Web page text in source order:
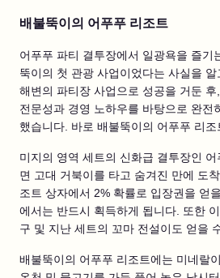
배불뚝이의 어푸푸 리조트
어푸푸 파티 결투장에서 일광욕을 즐기
뚝이의 첫 관광 사업이었다는 사실을 알
해변의 파티장 사업으로 성공을 거둔
전문성과 경영 노하우를 바탕으로 완전
했습니다. 바로 배불뚝이의 어푸푸 리조
미지의 영역 세트의 신화급 결투장인
면 고대 거북이를 타고 숨겨진 만에 도
조트 상자에서 2% 확률로 입장권을 얻
에서는 반드시 획득하게 됩니다. 또한
구 및 지난 세트의 꼬마 전설이도 얻을
배불뚝이의 어푸푸 리조트에는 미네랄